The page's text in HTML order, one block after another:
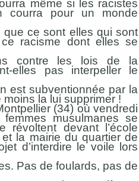
même si les racistes
courra pour un monde
que ce sont elles qui sont
racisme dont elles se
contre les lois de la
elles pas interpeller le
est subventionnée par la
la lui supprimer !
(34) où vendredi
musulmanes se
devant l’école
la mairie du quartier de
d’interdire le voile lors
Pas de foulards, pas de